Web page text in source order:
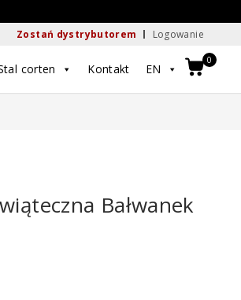
Zostań dystrybutorem Logowanie
corten Kontakt EN
0
Bałwanek